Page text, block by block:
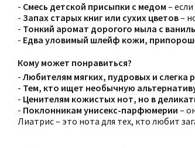
- Смесь детской присыпки с медом –
- Запах старых книг или сухих цветов–
- Тонкий аромат дорогого мыла с
- Едва уловимый шлейф кожи,
Кому может понравиться?
- Любителям мягких, пудровых и слегка
- Тем, кто ищет необычную
- Ценителям кожистых нот, но в
- Поклонникам унисекс-парфюмерии –
Лиатрис – это нота для тех, кто любит